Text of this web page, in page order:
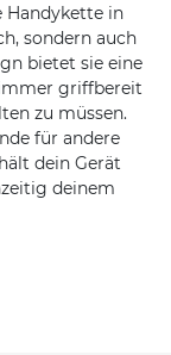
Handykette in
sondern auch
bietet sie eine
griffbereit
zu müssen.
für andere
dein Gerät
deinem